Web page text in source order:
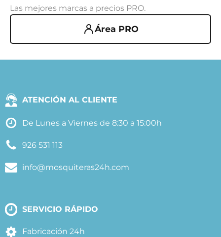
Las mejores marcas a precios PRO.
Área PRO
ATENCIÓN AL CLIENTE
De Lunes a Viernes de 8:30 a 15:00h
926 531 113
info@mosquiteras24h.com
SERVICIO RÁPIDO
Fabricación 24h